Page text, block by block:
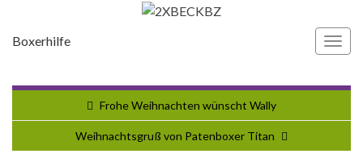
Boxerhilfe
Frohe Weihnachten wünscht Wally
Weihnachtsgruß von Patenboxer Titan